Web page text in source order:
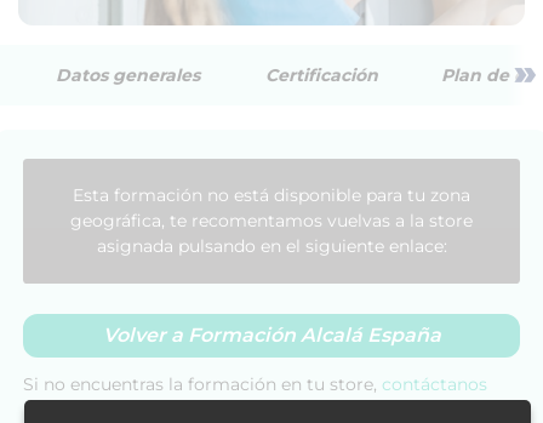
Datos generales Certificación Plan de »
Esta formación no está disponible para tu zona
geográfica, te recomentamos vuelvas a la store
asignada pulsando en el siguiente enlace:
Volver a Formación Alcalá España
Si no encuentras la formación en tu store, contáctanos